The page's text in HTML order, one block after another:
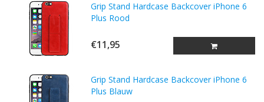
Grip Stand Hardcase Backcover iPhone 6
Plus Rood
€11,95
Grip Stand Hardcase Backcover iPhone 6
Plus Blauw